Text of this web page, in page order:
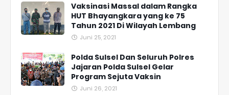
Vaksinasi Massal dalam Rangka
HUT Bhayangkara yang ke 75
Tahun 2021 Di Wilayah Lembang
Juni 25, 2021
Polda Sulsel Dan Seluruh Polres
Jajaran Polda Sulsel Gelar
Program Sejuta Vaksin
Juni 26, 2021